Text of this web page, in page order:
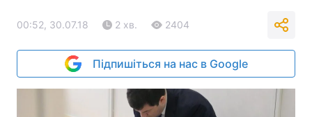
00:52, 30.07.18 2 хв. 2404
Підпишіться на нас в Google